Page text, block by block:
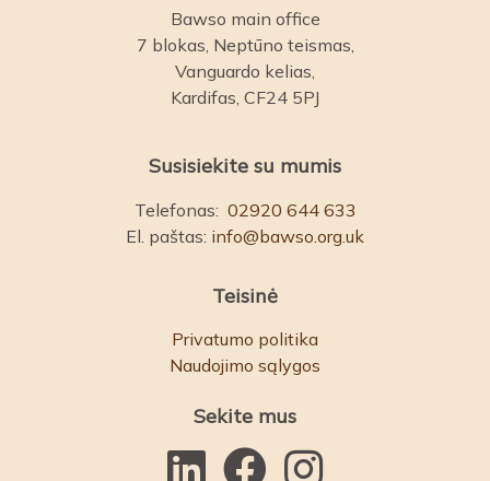
Bawso main office
7 blokas, Neptūno teismas,
Vanguardo kelias,
Kardifas, CF24 5PJ
Susisiekite su mumis
Telefonas: 02920 644 633
El. paštas: info@bawso.org.uk
Teisinė
Privatumo politika
Naudojimo sąlygos
Sekite mus